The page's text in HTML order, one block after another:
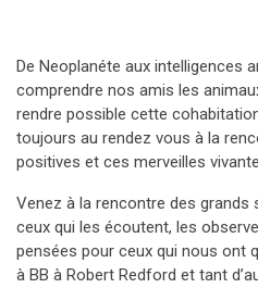
De Neoplanéte aux intelligences
comprendre nos amis les
rendre possible cette
toujours au rendez vous à la
positives et ces merveilles
Venez à la rencontre des grands
ceux qui les écoutent, les
pensées pour ceux qui nous ont
à BB à Robert Redford et tant